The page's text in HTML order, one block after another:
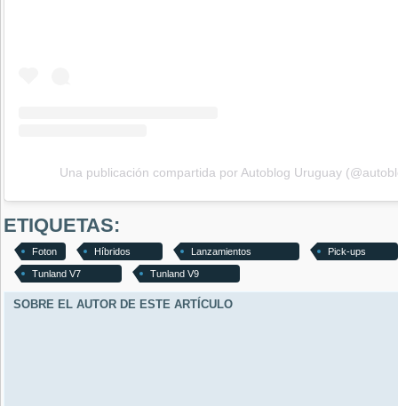
Una publicación compartida por Autoblog Uruguay
ETIQUETAS:
Foton Híbridos Lanzamientos Pick-ups
Tunland V7 Tunland V9
SOBRE EL AUTOR DE ESTE ARTÍCULO